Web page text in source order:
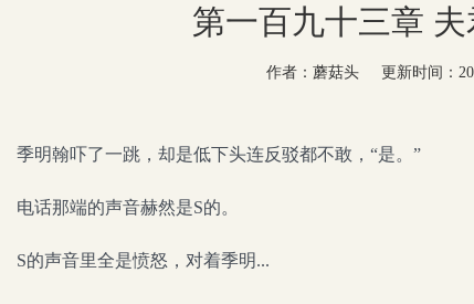
第一百九十三章
作者：蘑菇头 更新时间：
季明翰吓了一跳，却是低下头连反驳都不敢，“是。”
电话那端的声音赫然是S的。
S的声音里全是愤怒，对着季明...